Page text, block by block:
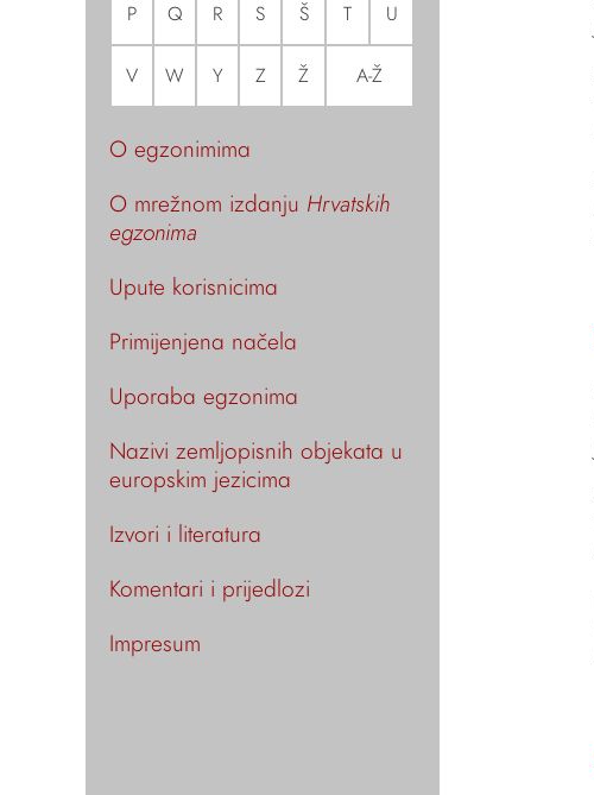
P Q R S Š T U
V W Y Z Ž A-Ž
O egzonimima
O mrežnom izdanju Hrvatskih
egzonima
Upute korisnicima
Primijenjena načela
Uporaba egzonima
Nazivi zemljopisnih objekata u
europskim jezicima
Izvori i literatura
Komentari i prijedlozi
Impresum